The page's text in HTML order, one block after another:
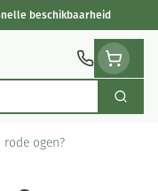
beschikbaarheid
Zoek
rode ogen?